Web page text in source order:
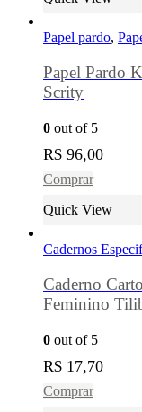
Papel pardo,
Papel Pardo
Scrity
0 out of 5
R$ 96,00
Comprar
Quick View
Cadernos
Caderno
Feminino
0 out of 5
R$ 17,70
Comprar